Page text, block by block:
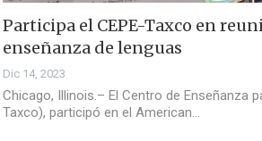
Participa el CEPE-Taxco en
enseñanza de lenguas
Dic 14, 2023
Chicago, Illinois.– El Centro de Enseñanza
Taxco), participó en el American…